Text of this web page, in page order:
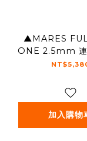
▲MARES
ONE 2.5mm 連
加入購物